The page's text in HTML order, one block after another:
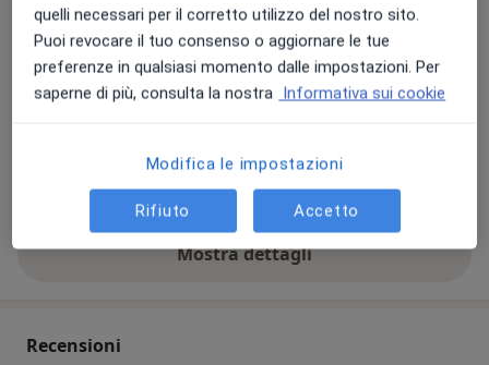
Vedi mappasi apre in una nuova scheda
Cosa posso fare adesso?
Mostra dettagli
sull'indirizzo
Recensioni
quelli necessari per il corretto utilizzo del nostro sito.
Puoi revocare il tuo consenso o aggiornare le tue
preferenze in qualsiasi momento dalle impostazioni. Per
saperne di più, consulta la nostra Informativa sui cookie
Modifica le impostazioni
Rifiuto Accetto